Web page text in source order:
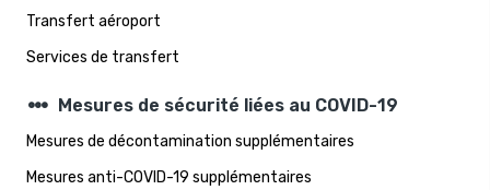
Transfert aéroport
Services de transfert
steppers Mesures de sécurité liées au COVID-19
Mesures de décontamination supplémentaires
Mesures anti-COVID-19 supplémentaires